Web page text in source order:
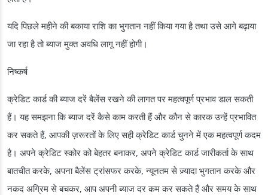
यदि पिछले महीने की बकाया राशि का भुगतान नहीं किया गया है तथा उसे आगे बढ़ाया
जा रहा है तो ब्याज मुक्त अवधि लागू नहीं होगी।
निष्कर्ष
क्रेडिट कार्ड की ब्याज दरें बैलेंस रखने की लागत पर महत्वपूर्ण प्रभाव डाल सकती
हैं। यह समझना कि ब्याज दरें कैसे काम करती हैं और कौन से कारक उन्हें प्रभावित
कर सकते हैं, आपकी ज़रूरतों के लिए सही क्रेडिट कार्ड चुनने में एक महत्वपूर्ण कदम
है। अपने क्रेडिट स्कोर को बेहतर बनाकर, अपने क्रेडिट कार्ड जारीकर्ता के साथ
बातचीत करके, अपना बैलेंस ट्रांसफर करके, न्यूनतम से ज़्यादा भुगतान करके और
नकद अग्रिम से बचकर, आप अपनी ब्याज दर कम कर सकते हैं और समय के साथ